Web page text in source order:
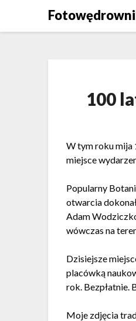
100
W tym roku mija
miejsce
Popularny
otwarcia
Adam
wówczas na
Dzisiejsze
placówką
rok. Bezpłatnie.
Moje zdjęcia